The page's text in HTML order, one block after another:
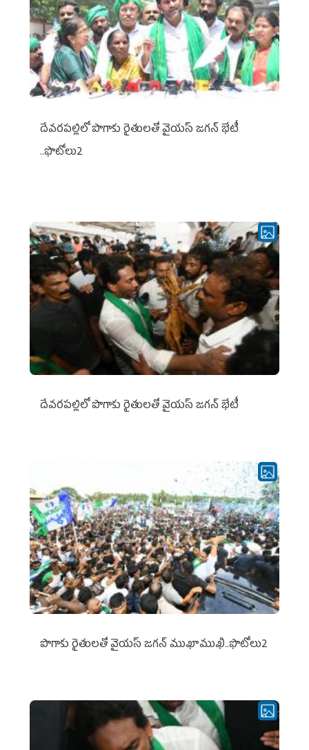
దేవరపల్లిలో పొగాకు రైతులతో వైయస్ జగన్ భేటీ
..ఫొటోలు2
దేవరపల్లిలో పొగాకు రైతులతో వైయస్ జగన్ భేటీ
పొగాకు రైతుల‌తో వైయ‌స్ జ‌గ‌న్ ముఖాముఖి..ఫొటోలు2